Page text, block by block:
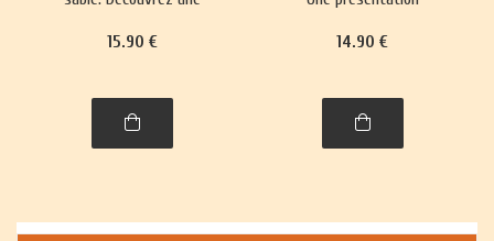
richement illustrés,
histoire et leurs règles.
15.90 €
règles et histoire, de plus
cartes, jeux de plateau,
jeux d'enfants et jeux
14.90 €